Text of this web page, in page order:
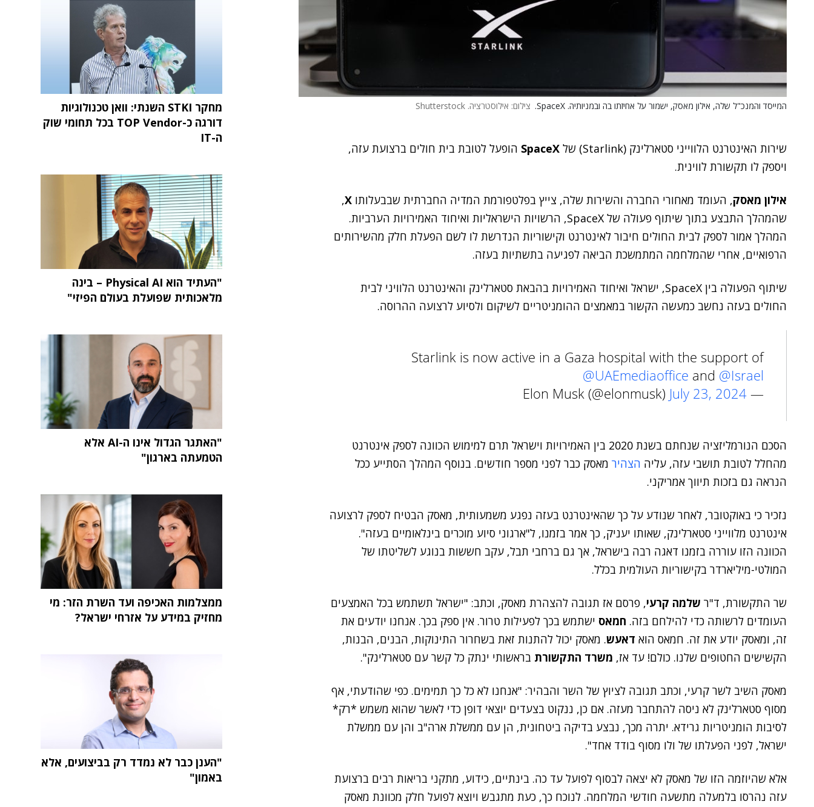
המייסד והמנכ"ל שלה, אילון מאסק, ישמור על אחיזתו בה ובמניותיה. SpaceX. צילום: אילוסטרציה. Shutterstock
שירות האינטרנט הלווייני סטארלינק (Starlink) של SpaceX הופעל לטובת בית חולים ברצועת עזה,
ויספק לו תקשורת לווינית.
אילון מאסק, העומד מאחורי החברה והשירות שלה, צייץ בפלטפורמת המדיה החברתית שבבעלותו X
,
שהמהלך התבצע בתוך שיתוף פעולה של SpaceX, הרשויות הישראליות ואיחוד האמירויות הערביות.
המהלך אמור לספק לבית החולים חיבור לאינטרנט וקישוריות הנדרשת לו לשם הפעלת חלק מהשירותים
הרפואיים, אחרי שהמלחמה המתמשכת הביאה לפגיעה בתשתיות בעזה.
שיתוף הפעולה בין SpaceX, ישראל ואיחוד האמירויות בהבאת סטארלינק והאינטרנט הלוויני לבית
החולים בעזה נחשב כמעשה הקשור במאמצים ההומניטריים לשיקום ולסיוע לרצועה ההרוסה.
Starlink is now active in a Gaza hospital with the support of
@UAEmediaoffice and @Israel
— Elon Musk (@elonmusk)
July 23, 2024
הסכם הנורמליזציה שנחתם בשנת 2020 בין האמירויות וישראל תרם למימוש הכוונה לספק אינטרנט
מהחלל לטובת תושבי עזה, עליה הצהיר מאסק כבר לפני מספר חודשים. בנוסף המהלך הסתייע ככל
הנראה גם בזכות תיווך אמריקני.
נזכיר כי באוקטובר, לאחר שנודע על כך שהאינטרנט בעזה נפגע משמעותית, מאסק הבטיח לספק לרצועה
אינטרנט מלווייני סטארלינק, שאותו יעניק, כך אמר בזמנו, ל"ארגוני סיוע מוכרים בינלאומיים בעזה".
הכוונה הזו עוררה בזמנו דאגה רבה בישראל, אך גם ברחבי תבל, עקב חששות בנוגע לשליטתו של
המולטי-מיליארדר בקישוריות העולמית בכלל.
שר התקשורת, ד"ר שלמה קרעי, פרסם אז תגובה להצהרת מאסק, וכתב: "ישראל תשתמש בכל האמצעים
העומדים לרשותה כדי להילחם בזה. חמאס ישתמש בכך לפעילות טרור. אין ספק בכך. אנחנו יודעים את
זה, ומאסק יודע את זה. חמאס הוא דאעש. מאסק יכול להתנות זאת בשחרור התינוקות, הבנים, הבנות,
הקשישים החטופים שלנו. כולם! עד אז, משרד התקשורת בראשותי ינתק כל קשר עם סטארלינק".
מאסק השיב לשר קרעי, וכתב תגובה לציוץ של השר והבהיר: "אנחנו לא כל כך תמימים. כפי שהודעתי, אף
מסוף סטארלינק לא ניסה להתחבר מעזה. אם כן, ננקוט בצעדים יוצאי דופן כדי לאשר שהוא משמש *רק*
לסיבות הומניטריות גרידא. יתרה מכך, נבצע בדיקה ביטחונית, הן עם ממשלת ארה"ב והן עם ממשלת
ישראל, לפני הפעלתו של ולו מסוף בודד אחד".
אלא שהיוזמה הזו של מאסק לא יצאה לבסוף לפועל עד כה. בינתיים, כידוע, מתקני בריאות רבים ברצועת
עזה נהרסו בלמעלה מתשעה חודשי המלחמה. לנוכח כך, כעת מתגבש ויוצא לפועל חלק מכוונת מאסק
מחקר STKI השנתי: וואן טכנולוגיות
דורגה כ-TOP Vendor בכל תחומי שוק
ה-IT
"העתיד הוא Physical AI – בינה
מלאכותית שפועלת בעולם הפיזי"
"האתגר הגדול אינו ה-AI אלא
הטמעתה בארגון"
ממצלמות האכיפה ועד השרת הזר: מי
מחזיק במידע על אזרחי ישראל?
"הענן כבר לא נמדד רק בביצועים, אלא
באמון"